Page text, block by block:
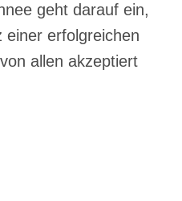
geht darauf ein,
erfolgreichen
allen akzeptiert